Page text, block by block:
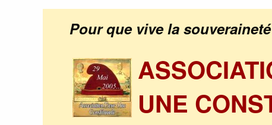
Pour que vive la
UNE